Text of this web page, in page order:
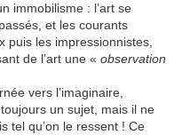
immobilisme : l’art se
et les courants
puis les impressionnistes,
de l’art une « observation
vers l’imaginaire,
un sujet, mais il ne
tel qu’on le ressent ! Ce